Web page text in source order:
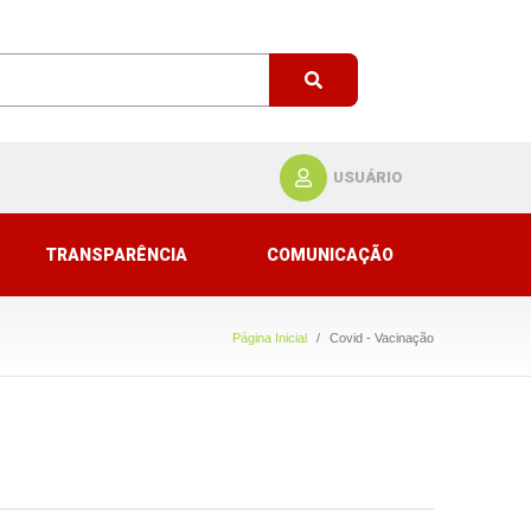
USUÁRIO
TRANSPARÊNCIA COMUNICAÇÃO
Página Inicial Covid - Vacinação